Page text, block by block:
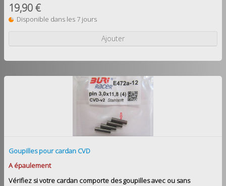
19,90 €
Disponible dans les 7 jours
Ajouter
Goupilles pour cardan CVD
A épaulement
Vérifiez si votre cardan comporte des goupilles avec ou sans